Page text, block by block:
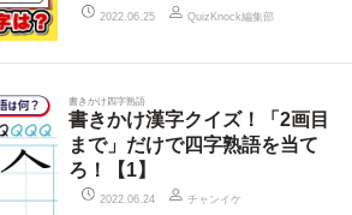
2022.06.25 QuizKnock編集部
書きかけ四字熟語
書きかけ漢字クイズ！「2画目
まで」だけで四字熟語を当て
ろ！【1】
2022.06.24 チャンイケ